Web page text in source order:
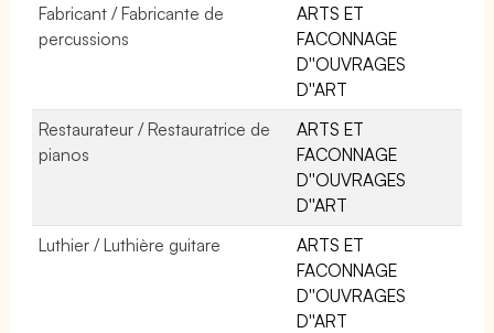
Fabricant / Fabricante de
percussions
ARTS ET
FACONNAGE
D''OUVRAGES
D''ART
Restaurateur / Restauratrice de
pianos
ARTS ET
FACONNAGE
D''OUVRAGES
D''ART
Luthier / Luthière guitare
ARTS ET
FACONNAGE
D''OUVRAGES
D''ART